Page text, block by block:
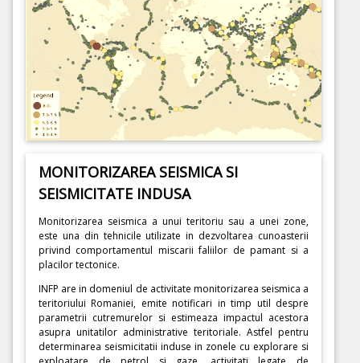
MONITORIZAREA SEISMICA SI
SEISMICITATE INDUSA
Monitorizarea seismica a unui teritoriu sau a unei zone,
este una din tehnicile utilizate in dezvoltarea cunoasterii
privind comportamentul miscarii faliilor de pamant si a
placilor tectonice.
INFP are in domeniul de activitate monitorizarea seismica a
teritoriului Romaniei, emite notificari in timp util despre
parametrii cutremurelor si estimeaza impactul acestora
asupra unitatilor administrative teritoriale. Astfel pentru
determinarea seismicitatii induse in zonele cu explorare si